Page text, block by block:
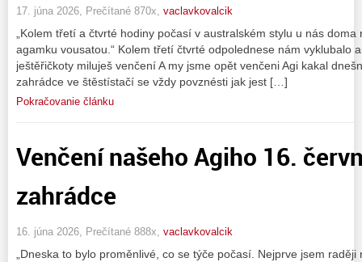
17. júna 2026, Prečítané 870x, vaclavkovalcik
„Kolem třetí a čtvrté hodiny počasí v australském stylu u nás
agamku vousatou.“ Kolem třetí čtvrté odpolednese nám vyklubalo
ještěřičkoty miluješ venčení A my jsme opět venčeni Agi kakal
zahrádce ve štěstístačí se vždy povznésti jak jest […]
Pokračovanie článku
Venčení našeho Agiho 16.
zahrádce
16. júna 2026, Prečítané 888x, vaclavkovalcik
„Dneska to bylo proměnlivé, co se týče počasí. Nejprve jsem